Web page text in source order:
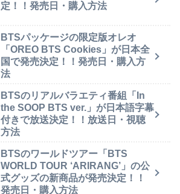
定！！発売日・購入方法
BTSパッケージの限定版オレオ
「OREO BTS Cookies」が日本全
国で発売決定！！発売日・購入方
法
BTSのリアルバラエティ番組「In
the SOOP BTS ver.」が日本語字幕
付きで放送決定！！放送日・視聴
方法
BTSのワールドツアー「BTS
WORLD TOUR ‘ARIRANG’」の公
式グッズの新商品が発売決定！！
発売日・購入方法